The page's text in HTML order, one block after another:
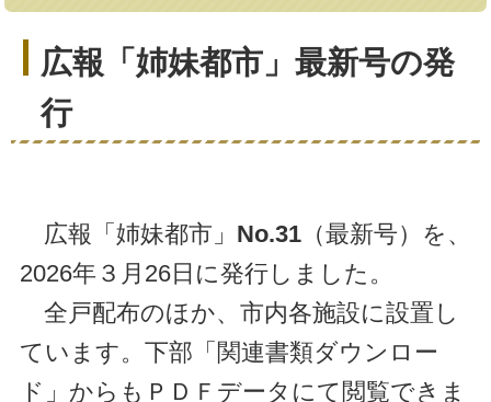
広報「姉妹都市」最新号の発
行
広報「姉妹都市」 No.31（最新号）を、
2026年３月26日に発行しました。
全戸配布のほか、市内各施設に設置し
ています。下部「関連書類ダウンロー
ド」からもＰＤＦデータにて閲覧できま